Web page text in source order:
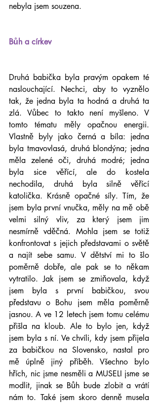
nebyla jsem souzena.
Bůh a církev
Druhá babička byla pravým opakem té
naslouchající. Nechci, aby to vyznělo
tak, že jedna byla ta hodná a druhá ta
zlá. Vůbec to takto není myšleno. V
tomto tématu měly opačnou energii.
Vlastně byly jako černá a bíla: jedna
byla tmavovlasá, druhá blondýna; jedna
měla zelené oči, druhá modré; jedna
byla sice věřící, ale do kostela
nechodila, druhá byla silně věřící
katolička. Krásně opačné síly. Tím, že
jsem byla první vnučka, měly na mě obě
velmi silný vliv, za který jsem jim
nesmírně vděčná. Mohla jsem se totiž
konfrontovat s jejich představami o světě
a najít sebe samu. V dětství mi to šlo
poměrně dobře, ale pak se to někam
vytratilo. Jak jsem se zmiňovala, když
jsem byla s první babičkou, svou
představu o Bohu jsem měla poměrně
jasnou. A ve 12 letech jsem tomu celému
přišla na kloub. Ale to bylo jen, když
jsem byla s ní. Ve chvíli, kdy jsem přijela
za babičkou na Slovensko, nastal pro
mě úplně jiný příběh. Všechno bylo
hřích, nic jsme nesměli a MUSELI jsme se
modlit, jinak se Bůh bude zlobit a vrátí
nám to. Také jsem skoro denně musela